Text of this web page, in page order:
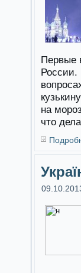
Первые
России.
на
что